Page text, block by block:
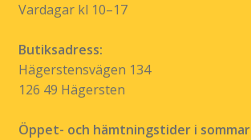
Vardagar kl 10–17
Butiksadress:
Hägerstensvägen 134
126 49 Hägersten
Öppet- och hämtningstider i sommar